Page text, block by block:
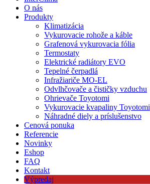
O nás
Produkty
Klimatizácia
Vykurovacie rohože a káble
Grafenová vykurovacia fólia
Termostaty
Elektrické radiátory EVO
Tepelné čerpadlá
Infražiariče MO-EL
Odvlhčovače a čističky vzduchu
Ohrievače Toyotomi
Vykurovacie kvapaliny Toyotomi
Náhradné diely a príslušenstvo
Cenová ponuka
Referencie
Novinky
Eshop
FAQ
Kontakt
Výpredaj